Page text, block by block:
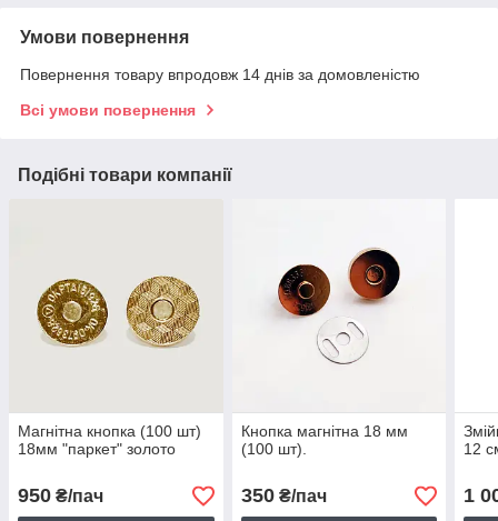
Умови повернення
Повернення товару впродовж 14 днів за домовленістю
Всі умови повернення
Подібні товари компанії
Магнітна кнопка (100 шт)
18мм "паркет" золото
950 ₴/пач
Кнопка магнітна 18 мм
(100 шт).
350₴/пач
12
1